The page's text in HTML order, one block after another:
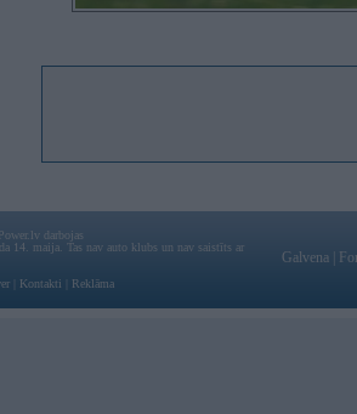
darbojas
14. maija. Tas nav auto klubs un nav saistīts ar
Kontakti Reklāma
Galvena